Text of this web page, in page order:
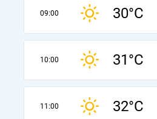
09:00 30°C
10:00 31°C
11:00 32°C